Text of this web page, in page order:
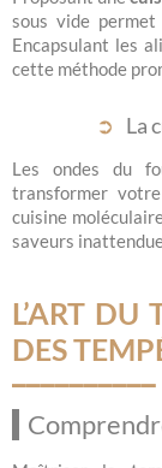
sous vide
Encapsulant les
cette méthode
La
Les ondes du
transformer
cuisine
saveurs
L’ART
DES